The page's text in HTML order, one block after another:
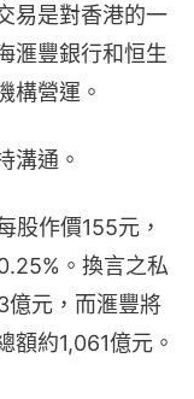
易是對香港的一
滙豐銀行和恒生
構營運。
溝通。
股作價155元，
。換言之私
億元，而滙豐將
額約1,061億元。